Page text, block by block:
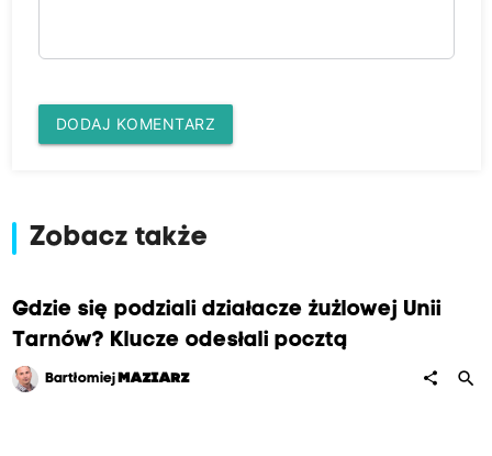
DODAJ KOMENTARZ
Zobacz także
Gdzie się podziali działacze żużlowej Unii
Tarnów? Klucze odesłali pocztą
Bartłomiej MAZIARZ share search